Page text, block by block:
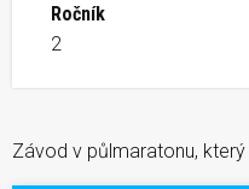
Ročník
2
Závod v půlmaratonu, který